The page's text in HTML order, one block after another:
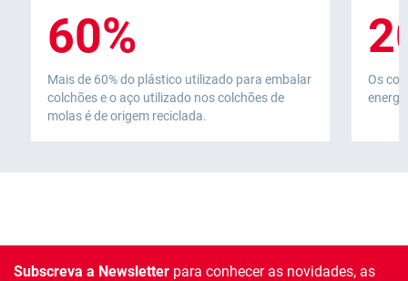
60%
Mais de 60% do plástico utilizado para embalar
colchões e o aço utilizado nos colchões de
molas é de origem reciclada.
Os
Subscreva a Newsletter para conhecer as novidades, as